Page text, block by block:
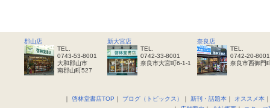
郡山店
TEL.
0743-53-8001
大和郡山市
南郡山町527
新大宮店
TEL.
0742-33-8001
奈良市大宮町6-1-1
奈良店
TEL.
0742-20-8001
奈良市西御門
｜ 啓林堂書店TOP ｜ ブログ（トピックス） ｜ 新刊・話題本 ｜ オススメ本